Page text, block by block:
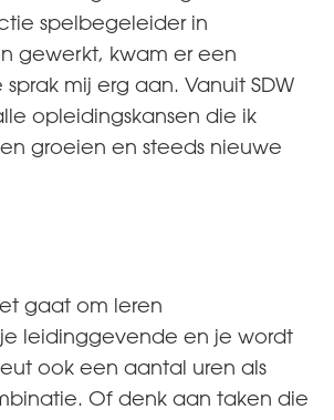
spelbegeleider in
gewerkt, kwam er een
mij erg aan. Vanuit SDW
opleidingskansen die ik
groeien en steeds nieuwe
gaat om leren
leidinggevende en je wordt
ook een aantal uren als
Of denk aan taken die